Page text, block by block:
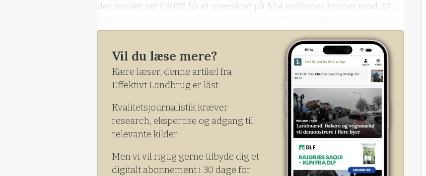
der samlet set i 2022 fik et overskud på 57,4 millioner kroner mod 32
tale om et resultat, der er på et højere niveau end de tidligere
fremsatte forventninger på 21 millioner kroner.
Vil du læse mere?
Kære læser, denne artikel fra
Effektivt Landbrug er låst.
Kvalitetsjournalistik kræver
research, ekspertise og adgang til
relevante kilder.
Men vi vil rigtig gerne tilbyde dig et
digitalt abonnement i 30 dage for